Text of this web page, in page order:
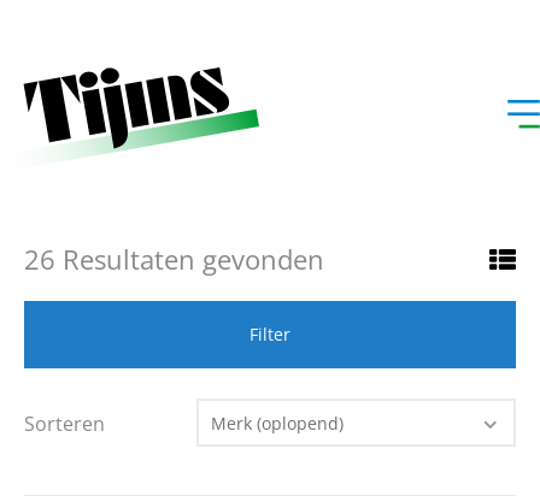
26 Resultaten gevonden
Filter
Sorteren Merk (oplopend)